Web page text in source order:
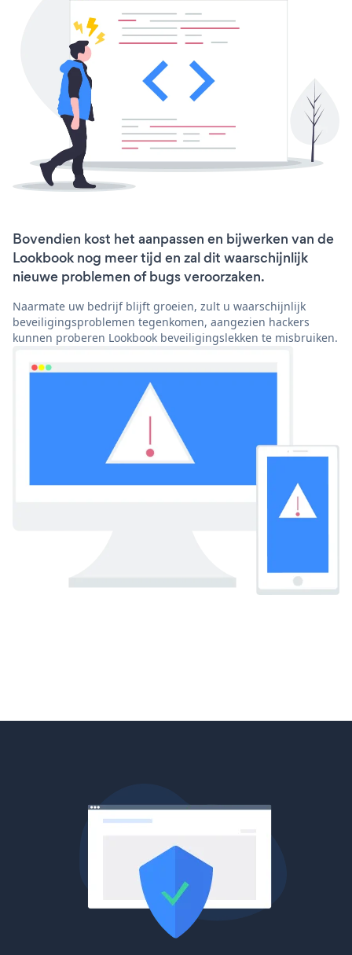
Bovendien kost het aanpassen en bijwerken van de
Lookbook nog meer tijd en zal dit waarschijnlijk
nieuwe problemen of bugs veroorzaken.
Naarmate uw bedrijf blijft groeien, zult u waarschijnlijk
beveiligingsproblemen tegenkomen, aangezien hackers
kunnen proberen Lookbook beveiligingslekken te misbruiken.